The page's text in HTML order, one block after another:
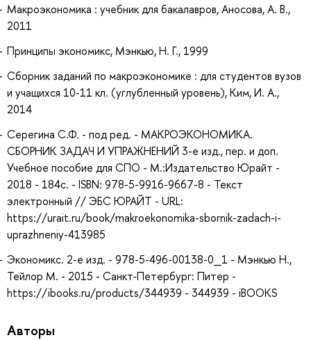
Макроэкономика : учебник для бакалавров, Аносова, А. В.,
2011
Принципы экономикс, Мэнкью, Н. Г., 1999
Сборник заданий по макроэкономике : для студентов вузов
и учащихся 10-11 кл. (углубленный уровень), Ким, И. А.,
2014
Серегина С.Ф. - под ред. - МАКРОЭКОНОМИКА.
СБОРНИК ЗАДАЧ И УПРАЖНЕНИЙ 3-е изд., пер. и доп.
Учебное пособие для СПО - М.:Издательство Юрайт -
2018 - 184с. - ISBN: 978-5-9916-9667-8 - Текст
электронный // ЭБС ЮРАЙТ - URL:
https://urait.ru/book/makroekonomika-sbornik-zadach-i-
uprazhneniy-413985
Экономикс. 2-е изд. - 978-5-496-00138-0_1 - Мэнкью Н.,
Тейлор М. - 2015 - Санкт-Петербург: Питер -
https://ibooks.ru/products/344939 - 344939 - iBOOKS
Авторы